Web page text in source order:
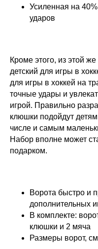
Усиленная на
ударов
Кроме этого, из этой
детский для игры в
для игры в хоккей на
точные удары и
игрой. Правильно
клюшки подойдут
числе и самым
Набор вполне может
подарком.
Ворота быстро и
дополнительных
В комплекте:
клюшки и 2 мяча
Размеры ворот,